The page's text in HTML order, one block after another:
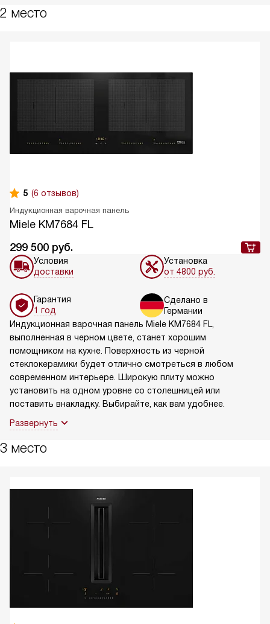
2 место
5 (6 отзывов)
Индукционная варочная панель
Miele KM7684 FL
299 500 руб.
Условия
доставки
Установка
от 4800 руб.
Гарантия
1 год
Сделано в
Германии
Индукционная варочная панель Miele KM7684 FL,
выполненная в черном цвете, станет хорошим
помощником на кухне. Поверхность из черной
стеклокерамики будет отлично смотреться в любом
современном интерьере. Широкую плиту можно
установить на одном уровне со столешницей или
поставить внакладку. Выбирайте, как вам удобнее.
Развернуть
3 место